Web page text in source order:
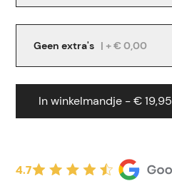
Geen extra's | + € 0,00
In winkelmandje - € 19,95
4.7